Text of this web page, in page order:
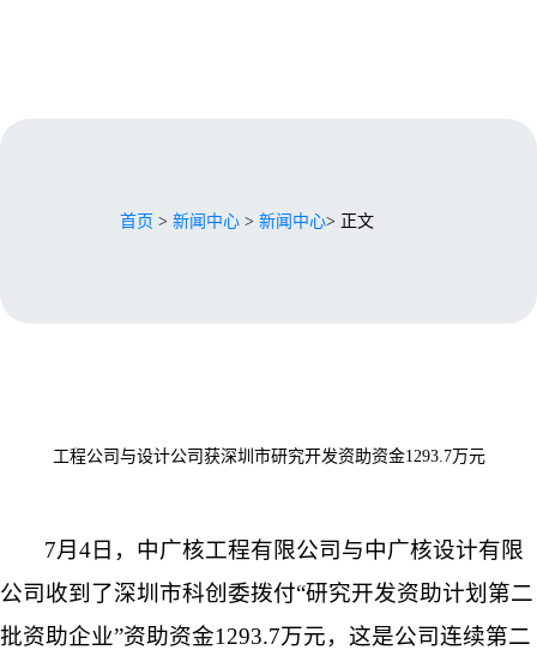
首页 > 新闻中心 > 新闻中心> 正文
工程公司与设计公司获深圳市研究开发资助资金1293.7万元
7月4日，中广核工程有限公司与中广核设计有限
公司收到了深圳市科创委拨付“研究开发资助计划第二
批资助企业”资助资金1293.7万元，这是公司连续第二